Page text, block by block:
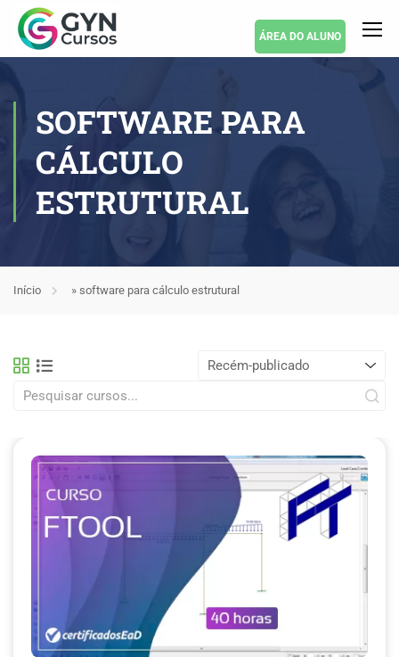
ÁREA DO ALUNO
SOFTWARE PARA
CÁLCULO
ESTRUTURAL
Início » software para cálculo estrutural